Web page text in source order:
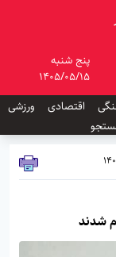
پنج شنبه
1405/05/15
اقتصادی
ورزشی